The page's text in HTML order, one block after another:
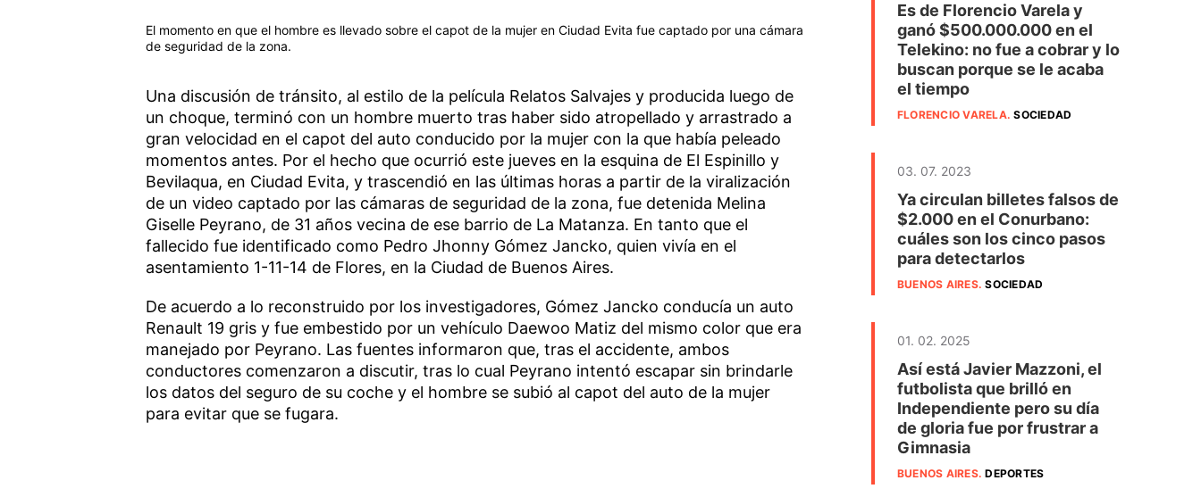
El momento en que el hombre es llevado sobre el capot de la mujer en Ciudad Evita fue captado por una cámara
de seguridad de la zona.
Una discusión de tránsito, al estilo de la película Relatos Salvajes y producida luego de
un choque, terminó con un hombre muerto tras haber sido atropellado y arrastrado a
gran velocidad en el capot del auto conducido por la mujer con la que había peleado
momentos antes. Por el hecho que ocurrió este jueves en la esquina de El Espinillo y
Bevilaqua, en Ciudad Evita, y trascendió en las últimas horas a partir de la viralización
de un video captado por las cámaras de seguridad de la zona, fue detenida Melina
Giselle Peyrano, de 31 años vecina de ese barrio de La Matanza. En tanto que el
fallecido fue identificado como Pedro Jhonny Gómez Jancko, quien vivía en el
asentamiento 1-11-14 de Flores, en la Ciudad de Buenos Aires.
De acuerdo a lo reconstruido por los investigadores, Gómez Jancko conducía un auto
Renault 19 gris y fue embestido por un vehículo Daewoo Matiz del mismo color que era
manejado por Peyrano. Las fuentes informaron que, tras el accidente, ambos
conductores comenzaron a discutir, tras lo cual Peyrano intentó escapar sin brindarle
los datos del seguro de su coche y el hombre se subió al capot del auto de la mujer
para evitar que se fugara.
Es de Florencio Varela y
ganó $500.000.000 en el
Telekino: no fue a cobrar y lo
buscan porque se le acaba
el tiempo
FLORENCIO VARELA.SOCIEDAD
03. 07. 2023
Ya circulan billetes falsos de
$2.000 en el Conurbano:
cuáles son los cinco pasos
para detectarlos
BUENOS AIRES.SOCIEDAD
01. 02. 2025
Así está Javier Mazzoni, el
futbolista que brilló en
Independiente pero su día
de gloria fue por frustrar a
Gimnasia
BUENOS AIRES.DEPORTES